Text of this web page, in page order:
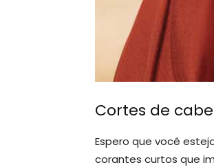
Cortes de
Espero que você
corantes curtos que